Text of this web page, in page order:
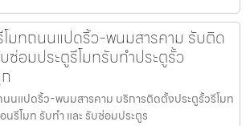
โมทถนนแปดริ้ว-พนมสารคาม รับติด
ซ่อมประตูรีโมทรับทำประตูรั้ว
นนแปดริ้ว-พนมสารคาม บริการติดตั้งประตูรั้วรีโมท
นรีโมท รับทำ และ รับซ่อมประตูร